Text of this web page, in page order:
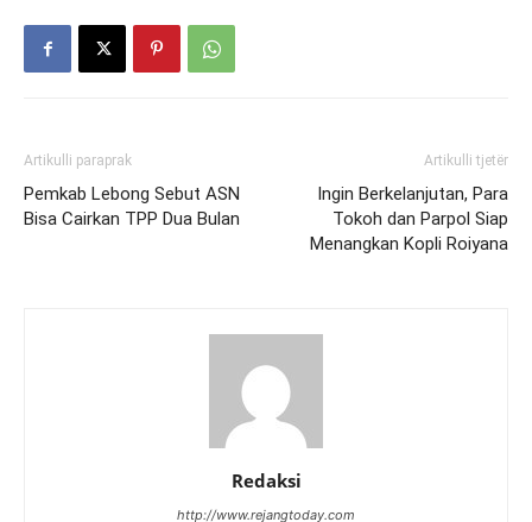
Artikulli paraprak
Pemkab Lebong Sebut ASN
Bisa Cairkan TPP Dua Bulan
Artikulli tjetër
Ingin Berkelanjutan, Para
Tokoh dan Parpol Siap
Menangkan Kopli Roiyana
Redaksi
http://www.rejangtoday.com